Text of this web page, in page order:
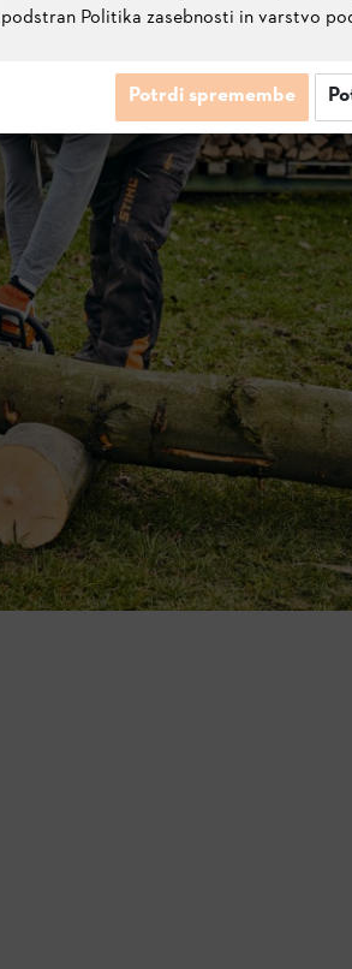
podstran Politika zasebnosti in varstvo
Potrdi spremembe